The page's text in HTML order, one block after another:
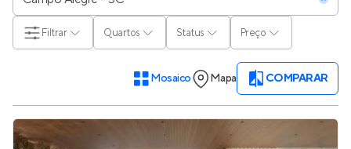
Quartos Status Preço
Filtrar
Mosaico Mapa COMPARAR